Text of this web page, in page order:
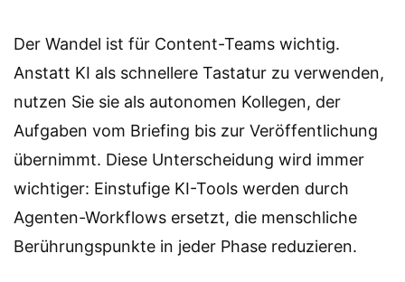
Der Wandel ist für Content-Teams wichtig.
Anstatt KI als schnellere Tastatur zu verwenden,
nutzen Sie sie als autonomen Kollegen, der
Aufgaben vom Briefing bis zur Veröffentlichung
übernimmt. Diese Unterscheidung wird immer
wichtiger: Einstufige KI-Tools werden durch
Agenten-Workflows ersetzt, die menschliche
Berührungspunkte in jeder Phase reduzieren.